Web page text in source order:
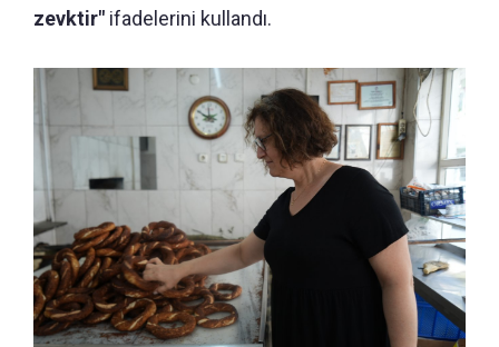
zevktir" ifadelerini kullandı.